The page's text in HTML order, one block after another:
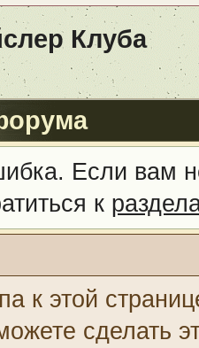
Клуба
Если вам
к
к этой
сделать